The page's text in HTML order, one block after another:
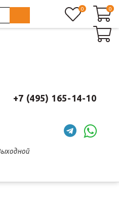
+7 (495) 165-14-10
0 0
0